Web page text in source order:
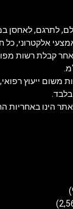
לתרגם, לאחסן
אלקטרוני,
קבלת רשות
משום ייעוץ
הינו באחריות